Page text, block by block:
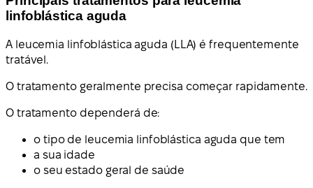
linfoblástica aguda
A leucemia linfoblástica aguda (LLA) é frequentemente
tratável.
O tratamento geralmente precisa começar rapidamente.
O tratamento dependerá de:
o tipo de leucemia linfoblástica aguda que tem
a sua idade
o seu estado geral de saúde